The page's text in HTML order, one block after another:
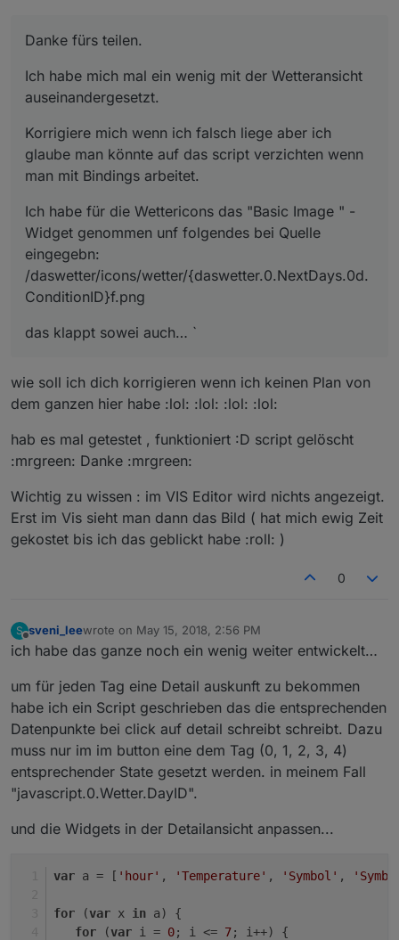
Danke fürs teilen.
Ich habe mich mal ein wenig mit der Wetteransicht
auseinandergesetzt.
Korrigiere mich wenn ich falsch liege aber ich
glaube man könnte auf das script verzichten wenn
man mit Bindings arbeitet.
Ich habe für die Wettericons das "Basic Image " -
Widget genommen unf folgendes bei Quelle
eingegebn:
/daswetter/icons/wetter/{daswetter.0.NextDays.0d.
ConditionID}f.png
das klappt sowei auch… `
wie soll ich dich korrigieren wenn ich keinen Plan von
dem ganzen hier habe :lol: :lol: :lol: :lol:
hab es mal getestet , funktioniert :D script gelöscht
:mrgreen: Danke :mrgreen:
Wichtig zu wissen : im VIS Editor wird nichts angezeigt.
Erst im Vis sieht man dann das Bild ( hat mich ewig Zeit
gekostet bis ich das geblickt habe :roll: )
0
S
Offline
sveni_leewrote on May 15, 2018, 2:56 PM
last edited by
ich habe das ganze noch ein wenig weiter entwickelt…
um für jeden Tag eine Detail auskunft zu bekommen
habe ich ein Script geschrieben das die entsprechenden
Datenpunkte bei click auf detail schreibt schreibt. Dazu
muss nur im im button eine dem Tag (0, 1, 2, 3, 4)
entsprechender State gesetzt werden. in meinem Fall
"javascript.0.Wetter.DayID".
und die Widgets in der Detailansicht anpassen...
var a = [ 'hour' , 'Temperature' , 'Symbol' ,
for (var x in a) {
for (var i = 0; i <= 7; i++) {